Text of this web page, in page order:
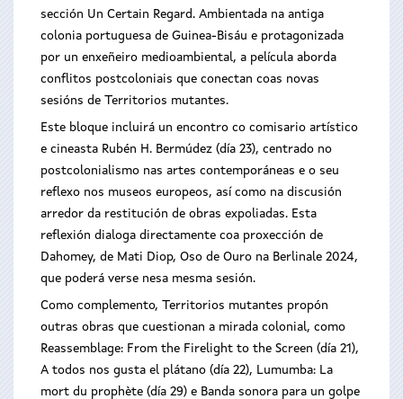
sección Un Certain Regard. Ambientada na antiga
colonia portuguesa de Guinea-Bisáu e protagonizada
por un enxeñeiro medioambiental, a película aborda
conflitos postcoloniais que conectan coas novas
sesións de Territorios mutantes.
Este bloque incluirá un encontro co comisario artístico
e cineasta Rubén H. Bermúdez (día 23), centrado no
postcolonialismo nas artes contemporáneas e o seu
reflexo nos museos europeos, así como na discusión
arredor da restitución de obras expoliadas. Esta
reflexión dialoga directamente coa proxección de
Dahomey, de Mati Diop, Oso de Ouro na Berlinale 2024,
que poderá verse nesa mesma sesión.
Como complemento, Territorios mutantes propón
outras obras que cuestionan a mirada colonial, como
Reassemblage: From the Firelight to the Screen (día 21),
A todos nos gusta el plátano (día 22), Lumumba: La
mort du prophète (día 29) e Banda sonora para un golpe